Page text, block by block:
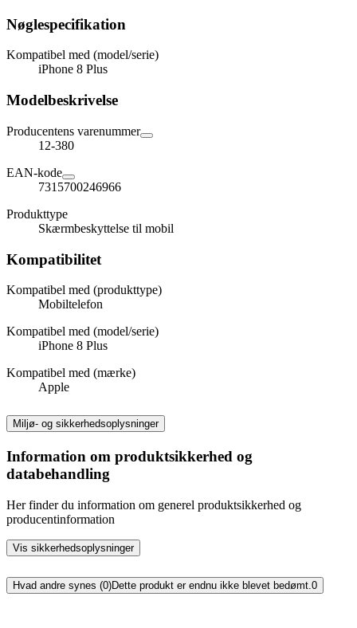
Nøglespecifikation
Kompatibel med (model/serie)
iPhone 8 Plus
Modelbeskrivelse
Producentens varenummer
12-380
EAN-kode
7315700246966
Produkttype
Skærmbeskyttelse til mobil
Kompatibilitet
Kompatibel med (produkttype)
Mobiltelefon
Kompatibel med (model/serie)
iPhone 8 Plus
Kompatibel med (mærke)
Apple
Miljø- og sikkerhedsoplysninger
Information om produktsikkerhed og
databehandling
Her finder du information om generel produktsikkerhed og
producentinformation
Vis sikkerhedsoplysninger
Hvad andre synes (0)Dette produkt er endnu ikke blevet bedømt. 0